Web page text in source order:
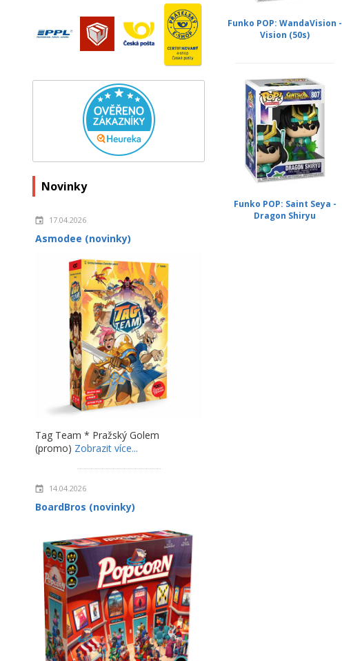
Novinky
17.04.2026
Asmodee (novinky)
Tag Team * Pražský Golem
(promo) Zobrazit více...
14.04.2026
BoardBros (novinky)
Funko POP: WandaVision -
Vision (50s)
Funko POP: Saint Seya -
Dragon Shiryu